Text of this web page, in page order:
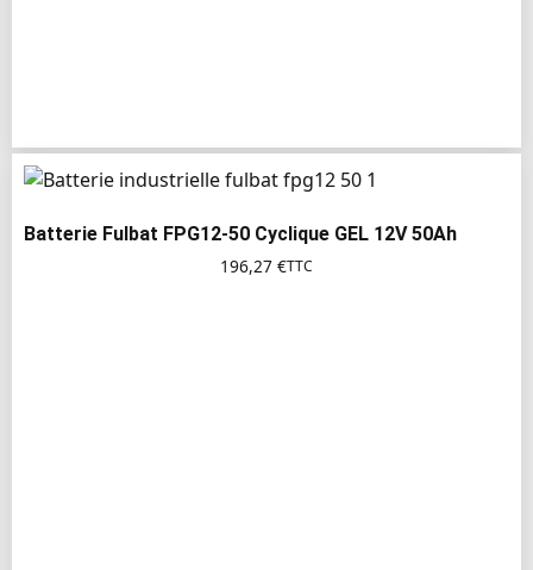
Batterie Fulbat FPG12-50 Cyclique GEL 12V 50Ah
196,27 €TTC